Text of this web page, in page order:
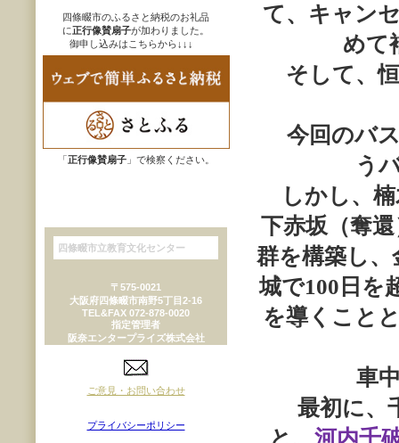
て、キャン
めて
そして、
今回のバ
う
しかし、楠
下赤坂（奪
群を構築し、
城で100 日を
を導くこと
車中
最初に、
と、 河内千
四條畷市のふるさと納税のお礼品
に正行像賛扇子が加わりました。
御申し込みはこちらから ↓↓↓
「正行像賛扇子」で検察ください。
四條畷市立教育文化センター
〒575-0021
大阪府四條畷市南野5丁目2-16
TEL&FAX 072-878-0020
指定管理者
阪奈エンタープライズ株式会社
ご意見・お問い合わせ
プライバシーポリシー